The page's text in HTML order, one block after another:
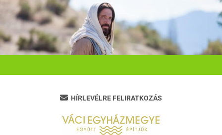
Ugrás
tartalomra
HÍRLEVÉLRE FELIRATKOZÁS